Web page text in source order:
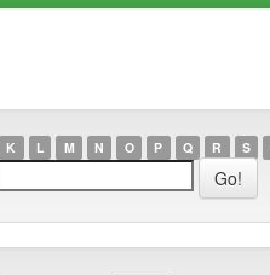
K L M N O P Q R S